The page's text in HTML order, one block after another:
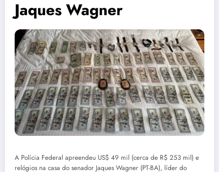
Jaques Wagner
A Polícia Federal apreendeu US$ 49 mil (cerca de R$ 253 mil) e
relógios na casa do senador Jaques Wagner (PT-BA), líder do